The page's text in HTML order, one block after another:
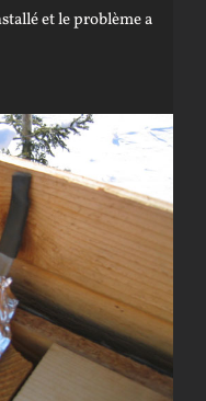
et le problème a